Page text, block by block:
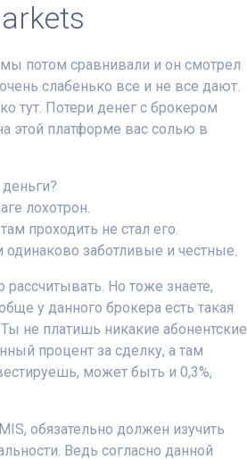
мы потом сравнивали и он смотрел
слабенько все и не все дают.
тут. Потери денег с брокером
этой платформе вас солью в
лохотрон.
проходить не стал его.
заботливые и честные.
Но тоже знаете,
у данного брокера есть такая
не платишь никакие абонентские
процент за сделку, а там
может быть и 0,3%,
обязательно должен изучить
Ведь согласно данной